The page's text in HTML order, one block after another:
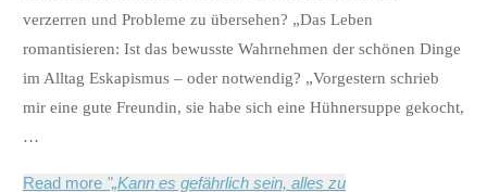
verzerren und Probleme zu übersehen? „Das Leben
romantisieren: Ist das bewusste Wahrnehmen der schönen Dinge
im Alltag Eskapismus – oder notwendig? „Vorgestern schrieb
mir eine gute Freundin, sie habe sich eine Hühnersuppe gekocht,
…
Read more "„Kann es gefährlich sein, alles zu